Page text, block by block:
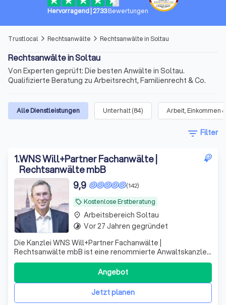
Hervorragend| 2733 Bewertungen
Trustlocal arrow_forward_ios Rechtsanwälte arrow_forward_ios Rechtsanwälte in Soltau
Rechtsanwälte in Soltau
Von Experten geprüft: Die besten Anwälte in Soltau.
Qualifizierte Beratung zu Arbeitsrecht, Familienrecht & Co.
Alle Dienstleistungen Unterhalt(84) Arbeit, Einkommen
filter_list Filter
1.WNS Will+Partner Fachanwälte |
Rechtsanwälte mbB
local_offer Kostenlose Erstberatung
(142)
9,9
Die Kanzlei WNS Will+Partner Fachanwälte |
Rechtsanwälte mbB ist eine renommierte Anwaltskanzlei,
deren Berufsträger sich auf verschiedene Rechtsgebiete
spezialisiert haben, die sie zu Ihrem Nutzen bündeln.
Unsere erfahrenen Anwälte, Herr Andreas Will, Herr
Gordon Neumann und Herr Dr. Frank Andresen
Jetzt planen
Angebot
place Arbeitsbereich Soltau
timelapse Vor 27 Jahren gegründet